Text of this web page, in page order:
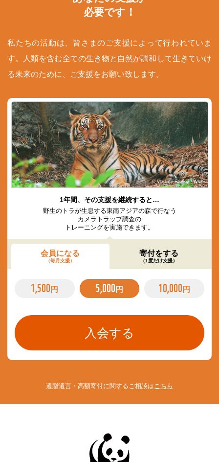
必要です！
私たちの活動は、皆さまのご支援によって行われていま
す。人類を含む全ての生き物と自然が調和して生きていけ
る未来のために、ご支援をお願い致します。
© Vladimir Filonov / WWF
1年間、その支援を継続すると…
野生のトラが生息する東南アジアの森で行なう
カメラトラップ調査の
トレーニングを実施できます。
会員になる
（毎月支援）
寄付をする
（1度だけ支援）
1,500 円 5,000 円 10,000 円
遺贈遺言・高額寄付に関するご相談はこちら